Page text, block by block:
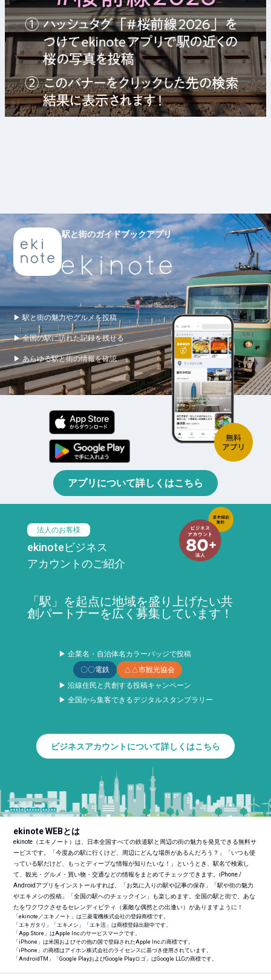
駅と街のガイドブックアプリ
▶ 駅と街の魅力やグルメを投稿
▶ 全国の駅に訪れた記録を残せる
▶ あらゆる駅と街の情報を確認
アプリについて詳しくはこちら
法人のお客様
ekinoteビジネス
アカウントのご紹介
「駅」を起点に地域を盛り上げたい共
創パートナーを広く募集しています！
▶ 企業名・自治体名カラーバッジで投稿
〇〇電鉄
△△市観光協会
▶ 沿線住民と共創する投稿キャンペーン
▶ 全国から集客できるデジタルスタンプラリー
ビジネスアカウントについて詳しくはこちら
ekinote WEBとは
ekinote（エキノート）は、日本全国すべての鉄道駅と周辺の街の魅力を発見できる無料サ
ービスです。「今度あの駅に行くけど、周辺にどんな場所があるんだろう？」「いつも使
っている駅だけど、もっとディープな情報が知りたいな！」というとき、駅名で検索し
て、観光・グルメ・買い物・交通などの情報をまとめてチェックできます。iPhone /
Androidアプリをインストールすれば、「お気に入りの駅や記事の保存」「駅や街の魅力
やエキメシの投稿」「全国の駅へのチェックイン」も楽しめます。全国の駅と街で、あな
たをワクワクさせるセレンディピティ（素敵な偶然との出逢い）がありますように！
「ekinote／エキノート」は三菱電機株式会社の登録商標です。
「エキガタリ」「エキメシ」「エキ活」は商標登録出願中です。
「App Store」はApple Inc.のサービスマークです。
「iPhone」は米国およびその他の国で登録されたApple Inc.の商標です。
「iPhone」の商標はアイホン株式会社のライセンスに基づき使用されています。
「AndroidTM 」「Google PlayおよびGoogle Playロゴ」はGoogle LLCの商標です。